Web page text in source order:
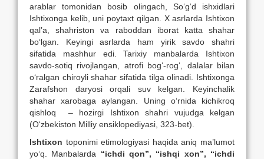
arablar tomonidan bosib olingach, So‘g‘d ishxidlari
Ishtixonga kelib, uni poytaxt qilgan. X asrlarda Ishtixon
qal’a, shahriston va raboddan iborat katta shahar
bo‘lgan. Keyingi asrlarda ham yirik savdo shahri
sifatida mashhur edi. Tarixiy manbalarda Ishtixon
savdo-sotiq rivojlangan, atrofi bog‘-rog‘, dalalar bilan
o‘ralgan chiroyli shahar sifatida tilga olinadi. Ishtixonga
Zarafshon daryosi orqali suv kelgan. Keyinchalik
shahar xarobaga aylangan. Uning o‘rnida kichikroq
qishloq – hozirgi Ishtixon shahri vujudga kelgan
(O‘zbekiston Milliy ensiklopediyasi, 323-bet).
Ishtixon toponimi etimologiyasi haqida aniq ma’lumot
yo‘q. Manbalarda “ichdi qon”, “ishqi xon”, “ichdi